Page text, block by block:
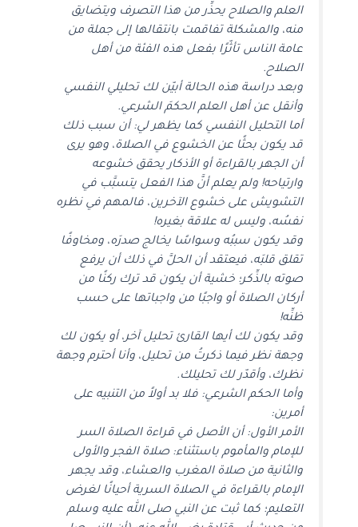
العلم والصلاح يحذِّر من هذا التصرف ويتضايق
منه، والمشكلة تفاقمت بانتقالها إلى جملة من
عامة الناس تأثّرًا بفعل هذه الفئة من أهل
الصلاح.
وبعد دراسة هذه الحالة أبيّن لك تحليلي النفسي
وأنقل عن أهل العلم الحكمَ الشرعي.
أما التحليل النفسي كما يظهر لي: أن سبب ذلك
قد يكون بحثًا عن الخشوع في الصلاة، وهو يرى
أن الجهر بالقراءة أو الأذكار يحقق خشوعه
وارتياحه! ولم يعلم أنَّ هذا الفعل يتسبَّب في
التشويش على خشوع الآخرين، فالمهم في نظره
نفسُه، وليس له علاقة بغيره!
وقد يكون سببُه وسواسًا يخالج صدرَه، ومخاوفًا
تقلق قلبَه، فيعتقد أن الحلَّ في ذلك أن يرفع
صوته بالذِّكر؛ خشية أن يكون قد ترك ركنًا من
أركان الصلاة أو واجبًا من واجباتها على حسب
ظنِّه!
وقد يكون لك أيها القارئ تحليل آخر، أو يكون لك
وجهة نظر فيما ذكرتُ من تحليل، وأنا أحترم وجهة
نظرك، وأقدّر لك تحليلك.
وأما الحكم الشرعي: فلا بد أولاً من التنبيه على
أمرين:
الأمر الأول: أن الأصل في قراءة الصلاة السر
للإمام والمأموم باستثناء: صلاة الفجر والأولى
والثانية من صلاة المغرب والعشاء، وقد يجهر
الإمام بالقراءة في الصلاة السرية أحيانًا لغرض
التعليم؛ كما ثبت عن النبي صلى الله عليه وسلم